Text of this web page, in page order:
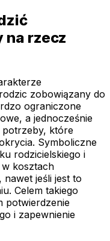
rzecz
zobowiązany do
ograniczone
a jednocześnie
potrzeby, które
Symboliczne
rodzicielskiego i
kosztach
jeśli jest to
Celem takiego
potwierdzenie
i zapewnienie